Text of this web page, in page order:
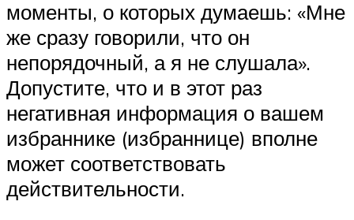
моменты, о которых думаешь: «Мне
же сразу говорили, что он
непорядочный, а я не слушала».
Допустите, что и в этот раз
негативная информация о вашем
избраннике (избраннице) вполне
может соответствовать
действительности.